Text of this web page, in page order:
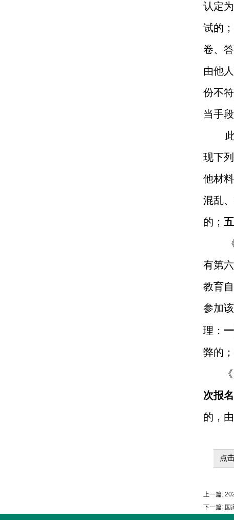
认定为
试的；
卷、
由他
份不
当手
现下
他材
混乱
的；
有第
教育
参加
理：
弊的；
次报
的，由
点
上一篇:
下一篇: 国